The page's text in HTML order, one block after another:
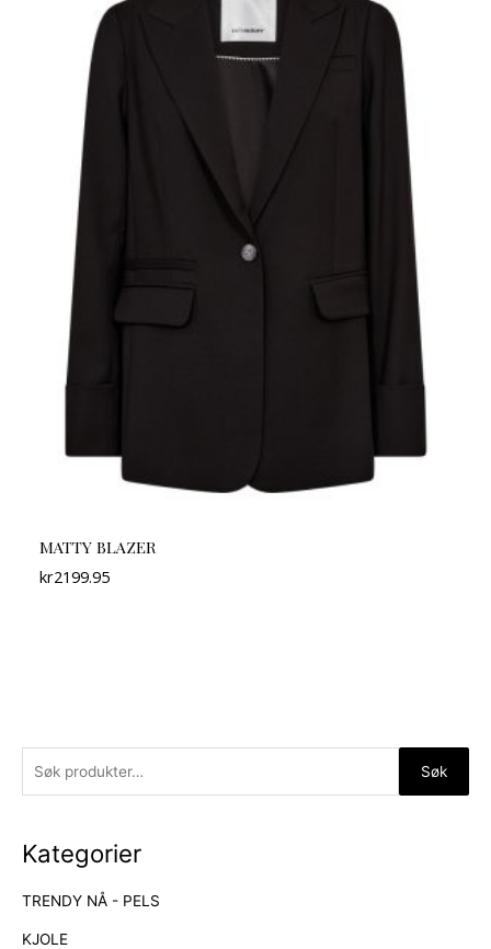
e
t
e
Søk
Kategorier
TRENDY NÅ - PELS
KJOLE
MATTY BLAZER
kr2199.95